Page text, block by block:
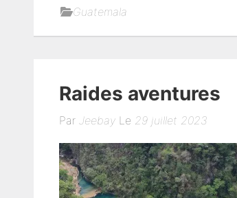
Guatemala
Raides aventures
Par JeebayLe 29 juillet 2023